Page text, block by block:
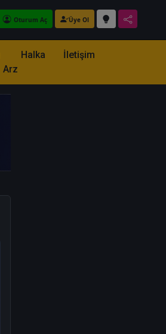
Oturum Aç Üye Ol
Halka
Arz
İletişim